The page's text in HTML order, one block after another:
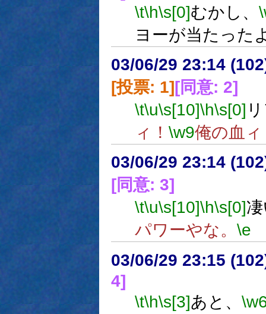
\t\h\s[0]むかし、
ヨーが当たった
03/06/29 23:14
[投票: 1][同意: 2]
\t\u\s[10]\h\s[0]
ィ！ \w9俺の血ィ
03/06/29 23:14
[同意: 3]
\t\u\s[10]\h\s[0]
パワーやな。 \e
03/06/29 23:15
4]
\t\h\s[3]あと、